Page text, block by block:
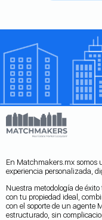
En Matchmakers.mx somos
experiencia personalizada,
Nuestra metodología de
con tu propiedad ideal,
con el soporte de un agente
estructurado, sin